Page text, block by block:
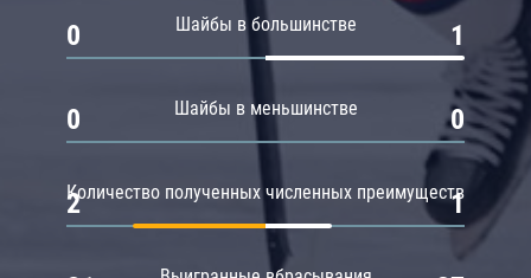
Шайбы в большинстве
0 1
Шайбы в меньшинстве
0 0
Количество полученных численных преимуществ
2 1